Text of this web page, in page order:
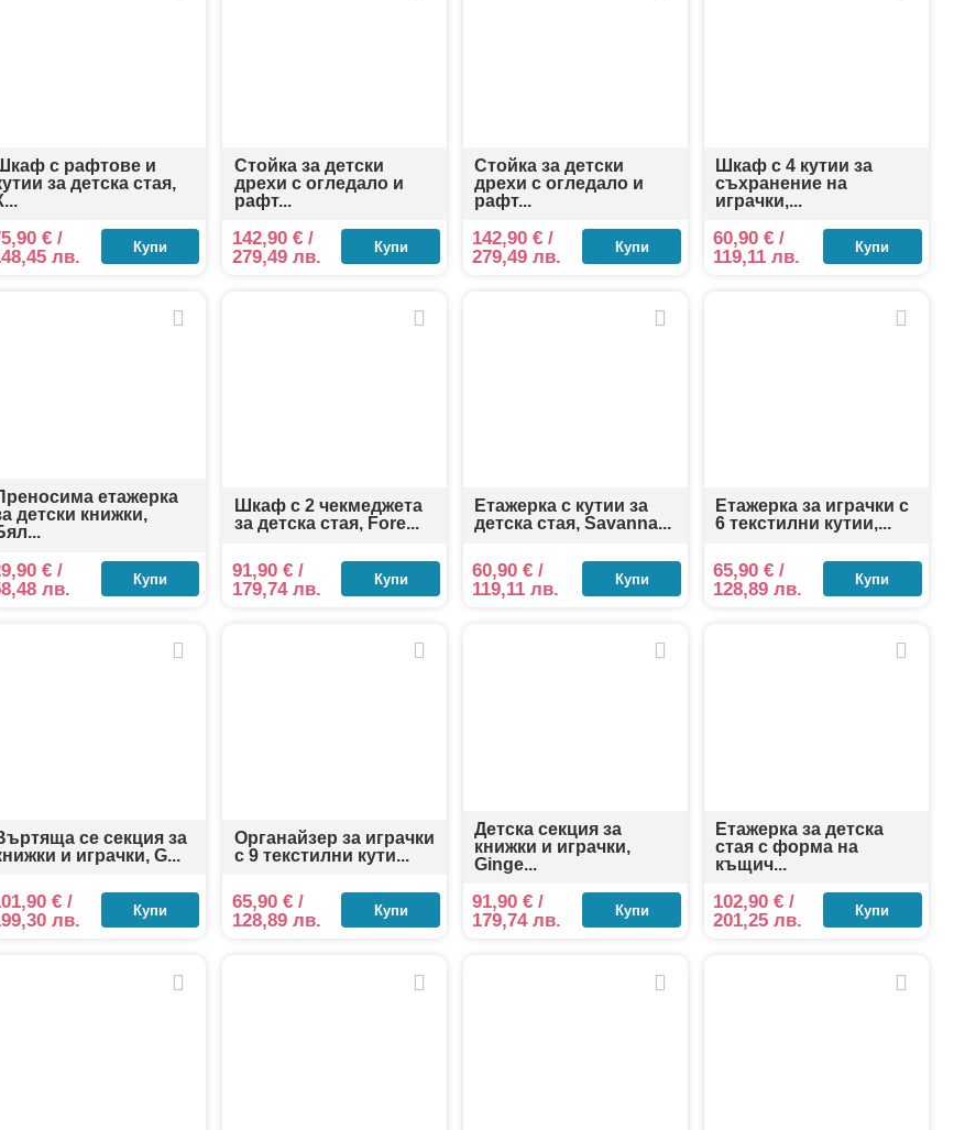
с рафтове и
за детска стая,
€/
лв.
Купи
Стойка за детски
дрехи с огледало и
рафт...
142,90 €/
279,49 лв.
Купи
Стойка за детски
дрехи с огледало и
рафт...
142,90€ /
279,49 лв.
Купи
Шкаф с 4 кутии за
съхранение на
играчки,...
60,90€ /
119,11 лв.
Купи
етажерка
детски книжки,
€/
лв.
Купи
Шкаф с 2 чекмеджета
за детска стая, Fore...
91,90 €/
179,74 лв.
Купи
Етажерка с кутии за
детска стая, Savanna...
60,90€ /
119,11 лв.
Купи
Етажерка за играчки с
6 текстилни кутии,...
65,90€ /
128,89 лв.
Купи
се секция за
и играчки, G...
€/
лв.
Купи
Органайзер за играчки
с 9 текстилни кути...
65,90 €/
128,89 лв.
Купи
Детска секция за
книжки и играчки,
Ginge...
91,90€ /
179,74 лв.
Купи
Етажерка за детска
стая с форма на
къщич...
102,90€ /
201,25 лв.
Купи